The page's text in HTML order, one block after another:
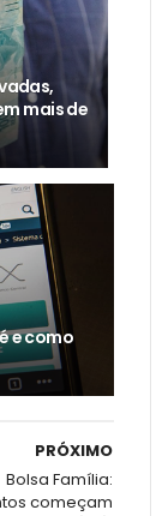
mais de
e como
PRÓXIMO
Bolsa Família:
começam